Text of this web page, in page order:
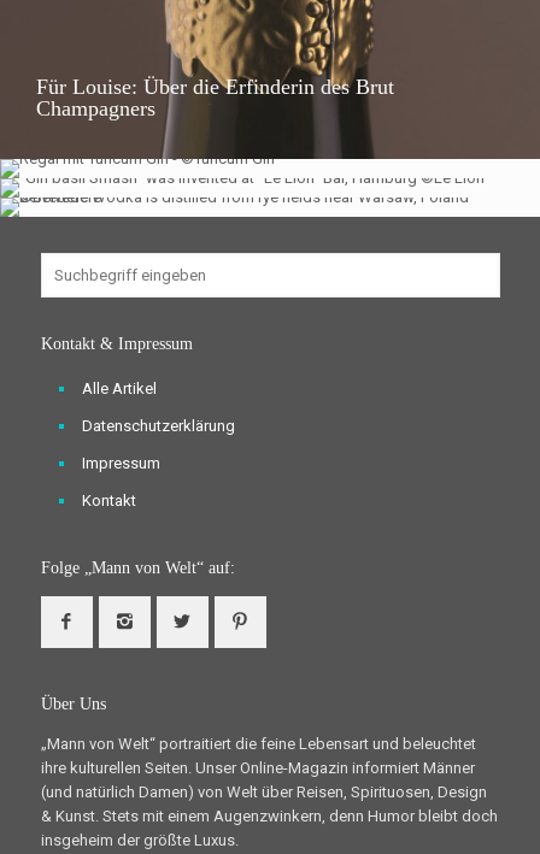
Für Louise: Über die Erfinderin des Brut
Champagners
Züricher Platzhirsch: Turicum Gin
Le Lion: Die beste Bar in Hamburg
Belvedere: Eine Reise vom Korn bis zum Wodka
Kontakt & Impressum
Alle Artikel
Datenschutzerklärung
Impressum
Kontakt
Folge „Mann von Welt“ auf:
Über Uns
„Mann von Welt“ portraitiert die feine Lebensart und beleuchtet
ihre kulturellen Seiten. Unser Online-Magazin informiert Männer
(und natürlich Damen) von Welt über Reisen, Spirituosen, Design
& Kunst. Stets mit einem Augenzwinkern, denn Humor bleibt doch
insgeheim der größte Luxus.